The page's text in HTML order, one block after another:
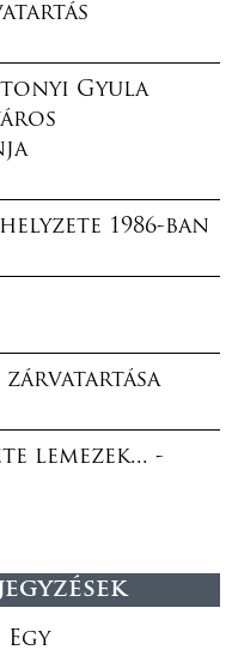
Gyula
1986-ban
lemezek... -